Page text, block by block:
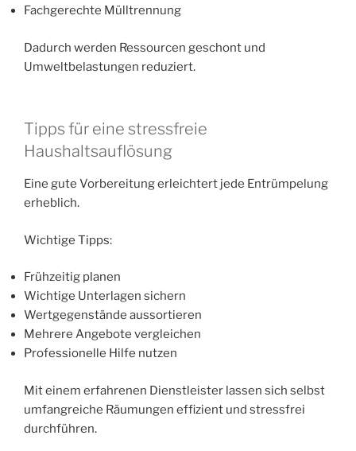
Fachgerechte Mülltrennung
Dadurch werden Ressourcen geschont und
Umweltbelastungen reduziert.
Tipps für eine stressfreie
Haushaltsauflösung
Eine gute Vorbereitung erleichtert jede Entrümpelung
erheblich.
Wichtige Tipps:
Frühzeitig planen
Wichtige Unterlagen sichern
Wertgegenstände aussortieren
Mehrere Angebote vergleichen
Professionelle Hilfe nutzen
Mit einem erfahrenen Dienstleister lassen sich selbst
umfangreiche Räumungen effizient und stressfrei
durchführen.